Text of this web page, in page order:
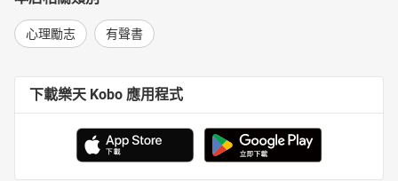
心理勵志 有聲書
下載樂天 Kobo 應用程式